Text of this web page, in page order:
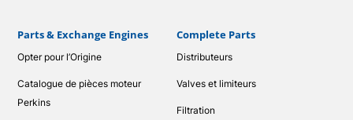
Parts & Exchange Engines
Opter pour l’Origine
Catalogue de pièces moteur
Perkins
Complete Parts
Distributeurs
Valves et limiteurs
Filtration